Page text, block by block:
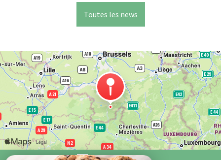
Toutes les news